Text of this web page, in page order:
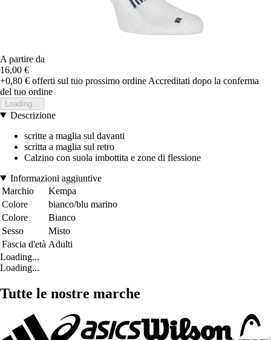
A partire da
16,00 €
+0,80 € offerti sul tuo prossimo ordine Accreditati dopo la conferma
del tuo ordine
Loading...
Descrizione
scritte a maglia sul davanti
scritta a maglia sul retro
Calzino con suola imbottita e zone di flessione
Informazioni aggiuntive
Marchio
Kempa
Colore
bianco/blu marino
Colore
Bianco
Sesso
Misto
Fascia d'età Adulti
Loading...
Loading...
Tutte le nostre marche